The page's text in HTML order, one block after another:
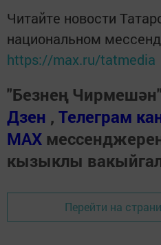
Читайте новости
национальном
https://max.ru/tatmedia
"Безнең
Дзен , Телеграм
МАХ
кызыклы
Перейти на